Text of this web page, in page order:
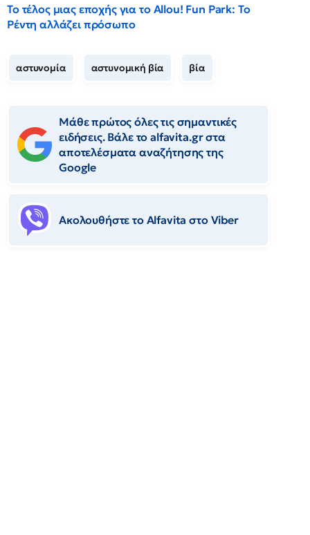
Το τέλος μιας εποχής για το Allou! Fun Park: Το
Ρέντη αλλάζει πρόσωπο
αστυνομία αστυνομική βία βία
Μάθε πρώτος όλες τις σημαντικές
ειδήσεις. Βάλε το alfavita.gr στα
αποτελέσματα αναζήτησης της
Google
Ακολουθήστε το Αlfavita στο Viber